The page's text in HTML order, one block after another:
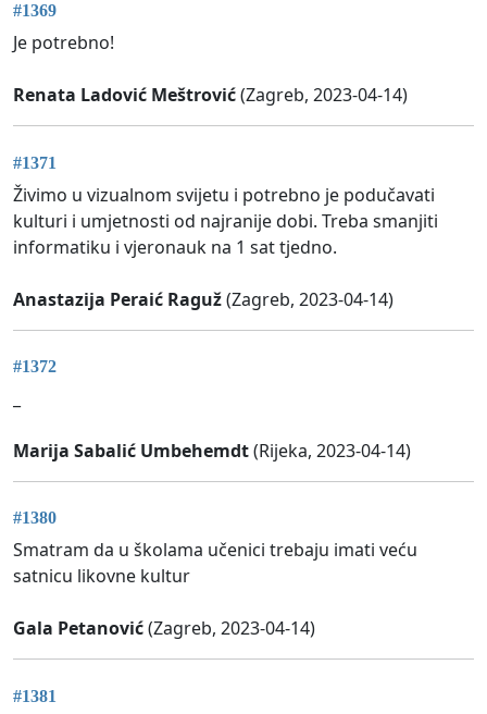
#1369
Je potrebno!
Renata Ladović Meštrović(Zagreb, 2023-04-14)
#1371
Živimo u vizualnom svijetu i potrebno je podučavati
kulturi i umjetnosti od najranije dobi. Treba smanjiti
informatiku i vjeronauk na 1 sat tjedno.
Anastazija Peraić Raguž(Zagreb, 2023-04-14)
#1372
Marija Sabalić Umbehemdt(Rijeka, 2023-04-14)
#1380
Smatram da u školama učenici trebaju imati veću
satnicu likovne kultur
Gala Petanović(Zagreb, 2023-04-14)
#1381